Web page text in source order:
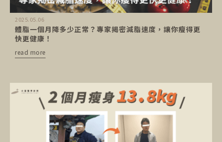
2025.05.06
體脂一個月降多少正常？專家揭密減脂速度，讓你瘦得更
快更健康！
read more